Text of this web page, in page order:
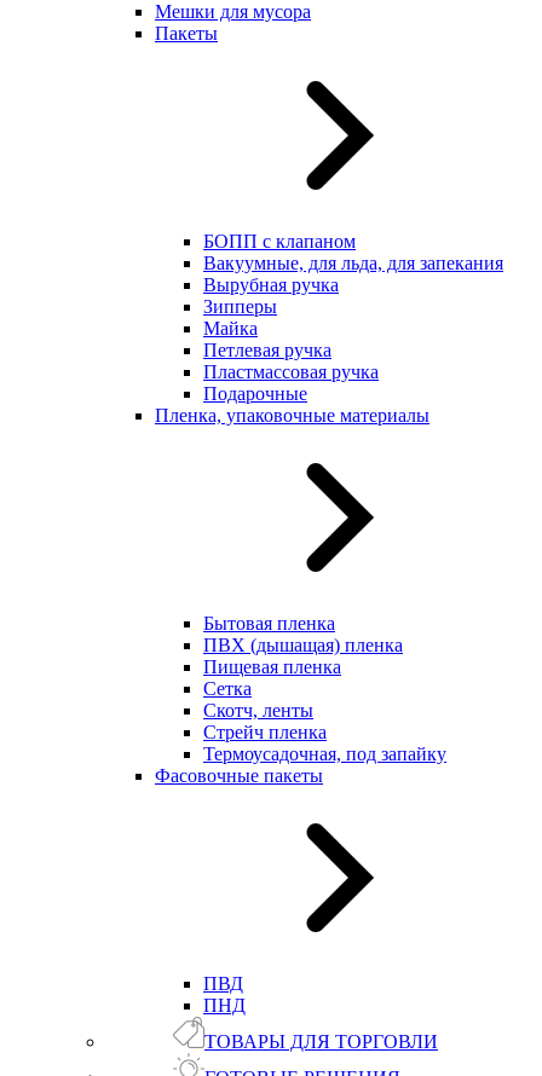
Мешки для мусора
Пакеты
БОПП с клапаном
Вакуумные, для льда, для запекания
Вырубная ручка
Зипперы
Майка
Петлевая ручка
Пластмассовая ручка
Подарочные
Пленка, упаковочные материалы
Бытовая пленка
ПВХ (дышащая) пленка
Пищевая пленка
Сетка
Скотч, ленты
Стрейч пленка
Термоусадочная, под запайку
Фасовочные пакеты
ПВД
ПНД
ТОВАРЫ ДЛЯ ТОРГОВЛИ